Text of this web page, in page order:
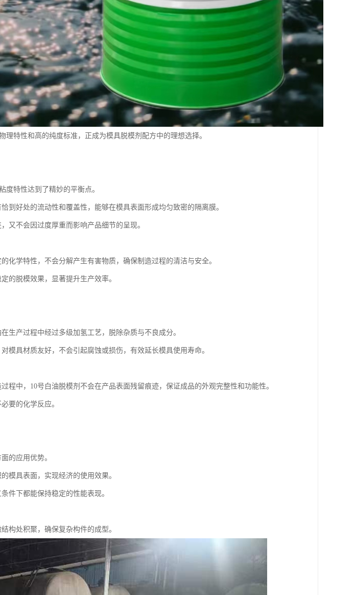
理特性和高的纯度标准，正成为模具脱模剂配方中的理想选择。
度特性达到了精妙的平衡点。
到好处的流动性和覆盖性，能够在模具表面形成均匀致密的隔离膜。
又不会因过度厚重而影响产品细节的呈现。
化学特性，不会分解产生有害物质，确保制造过程的清洁与安全。
的脱模效果，显著提升生产效率。
生产过程中经过多级加氢工艺，脱除杂质与不良成分。
模具材质友好，不会引起腐蚀或损伤，有效延长模具使用寿命。
程中，10号白油脱模剂不会在产品表面残留痕迹，保证成品的外观完整性和功能性。
要的化学反应。
的应用优势。
模具表面，实现经济的使用效果。
件下都能保持稳定的性能表现。
构处积聚，确保复杂构件的成型。